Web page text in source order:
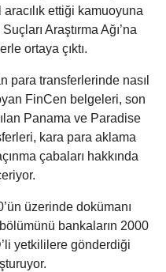
ettiği kamuoyuna
Araştırma Ağı’na
ortaya çıktı.
para transferlerinde nasıl
FinCen belgeleri, son
Panama ve Paradise
kara para aklama
çabaları hakkında
üzerinde dokümanı
bankaların 2000
yetkililere gönderdiği